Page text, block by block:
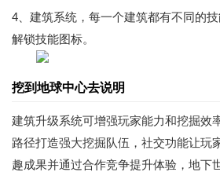
4、建筑系统，每一个建筑都有不同的
解锁技能图标。
挖到地球中心去说明
建筑升级系统可增强玩家能力和挖掘效
路径打造强大挖掘队伍，社交功能让玩
趣成果并通过合作竞争提升体验，地下